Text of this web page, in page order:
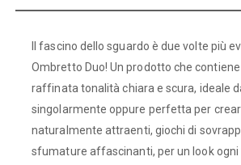
Il fascino dello sguardo è due volte più
Ombretto Duo! Un prodotto che
raffinata tonalità chiara e scura, ideale
singolarmente oppure perfetta per
naturalmente attraenti, giochi di
sfumature affascinanti, per un look ogni